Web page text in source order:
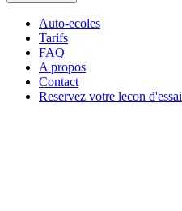
Auto-ecoles
Tarifs
FAQ
A propos
Contact
Reservez votre lecon d'essai